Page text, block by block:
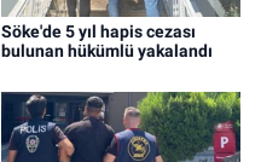
Söke'de 5 yıl hapis cezası
bulunan hükümlü yakalandı